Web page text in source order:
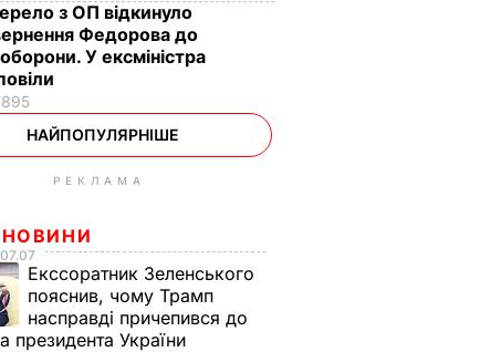
з ОП відкинуло
Федорова до
У ексміністра
НАЙПОПУЛЯРНІШЕ
РЕКЛАМА
НОВИНИ
Екссоратник Зеленського
пояснив, чому Трамп
насправді причепився до
президента України